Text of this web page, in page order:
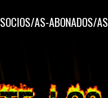
SOCIOS/AS-ABONADOS/AS